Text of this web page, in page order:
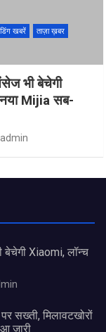
खबरें
ताज़ा ख़बर
भी बेचेगी
Mijia सब-
admin
बेचेगी Xiaomi, लॉन्च
सख्ती, मिलावटखोरों
जारी